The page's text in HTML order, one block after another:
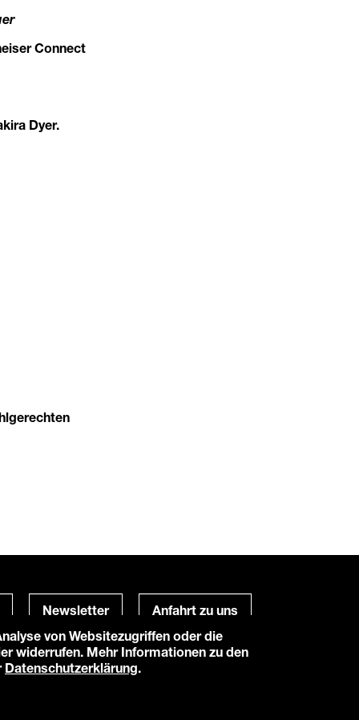
Connect
Dyer.
Newsletter Anfahrt zu uns
Powered by
von Websitezugriffen oder die
widerrufen. Mehr Informationen zu den
Datenschutzerklärung.